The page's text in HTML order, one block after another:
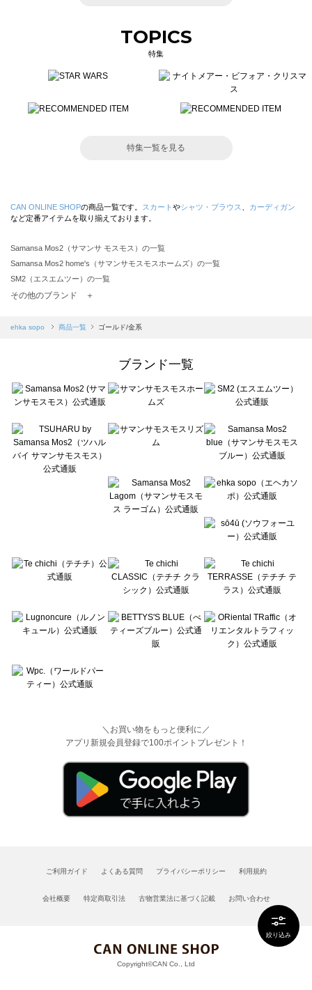
絞り込み
TOPICS
特集
特集一覧を見る
CAN ONLINE SHOPの商品一覧です。 スカート やシャツ・ブラウス
カーディガン
など定番アイテムを取り揃えております。
Samansa Mos2（サマンサ モスモス）の一覧
Samansa Mos2 home's（サマンサモスモスホームズ）の一覧
SM2（エスエムツー）の一覧
TSUHARU by Samansa Mos2（ツハルバイサマンサモスモス）の一覧
Samansa Mos2 blue（サマンサモスモス ブルー）の一覧
Te chichi（テチチ）の一覧
Te chichi CLASSIC（テチチ クラシック）の一覧
Lugnoncure（ルノンキュール）の一覧
BETTY'S BLUE（べティーズブルー）の一覧
Wpc.（ワールドパーティー）の一覧
その他のブランド ＋
ehka sopo 商品一覧 ゴールド/金系
ブランド一覧
＼お買い物をもっと便利に／
アプリ新規会員登録で100ポイントプレゼント！
ご利用ガイド よくある質問 プライバシーポリシー 利用規約
会社概要 特定商取引法 古物営業法に基づく記載 お問い合わせ
Copyright©CAN Co., Ltd